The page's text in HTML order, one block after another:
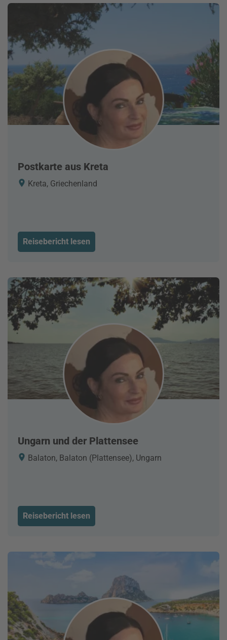
Postkarte aus Kreta
Kreta, Griechenland
Reisebericht lesen
Ungarn und der Plattensee
Balaton, Balaton (Plattensee), Ungarn
Reisebericht lesen